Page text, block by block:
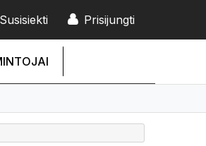
Prisijungti
Susisiekti